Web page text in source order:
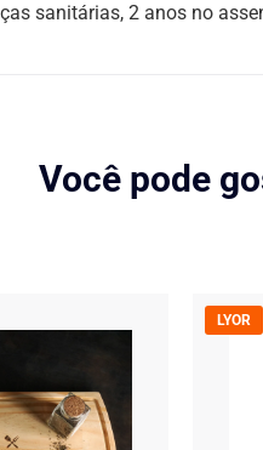
sanitárias, 2 anos no
Você pode
LYOR